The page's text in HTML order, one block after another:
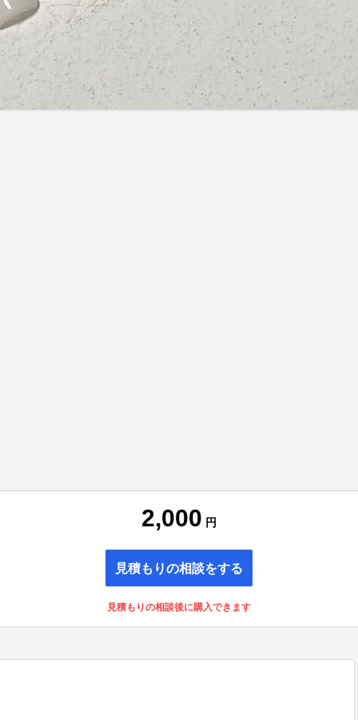
2,000 円
見積もりの相談をする
見積もりの相談後に購入できます